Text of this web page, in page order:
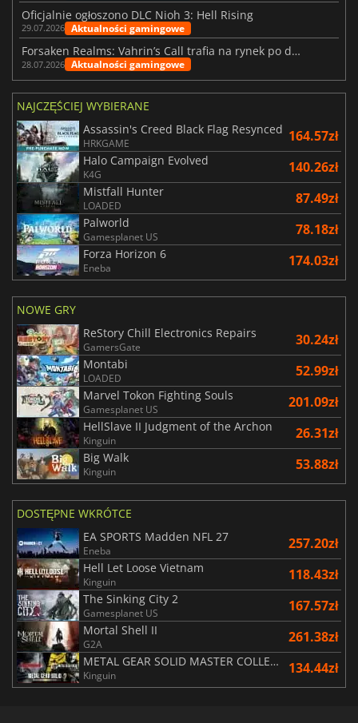
Oficjalnie ogłoszono DLC Nioh 3: Hell Rising
29.07.2026 Aktualności gamingowe
Forsaken Realms: Vahrin’s Call trafia na rynek po dziesięciu latach prac
28.07.2026 Aktualności gamingowe
NAJCZĘŚCIEJ WYBIERANE
Assassin's Creed Black Flag Resynced
HRKGAME 164.57zł
Halo Campaign Evolved
K4G 140.26zł
Mistfall Hunter
LOADED 87.49zł
Palworld
Gamesplanet US 78.18zł
Forza Horizon 6
Eneba 174.03zł
NOWE GRY
ReStory Chill Electronics Repairs
GamersGate 30.24zł
Montabi
LOADED 52.99zł
Marvel Tokon Fighting Souls
Gamesplanet US 201.09zł
HellSlave II Judgment of the Archon
Kinguin 26.31zł
Big Walk
Kinguin 53.88zł
DOSTĘPNE WKRÓTCE
EA SPORTS Madden NFL 27
Eneba 257.20zł
Hell Let Loose Vietnam
Kinguin 118.43zł
The Sinking City 2
Gamesplanet US 167.57zł
Mortal Shell II
G2A 261.38zł
METAL GEAR SOLID MASTER COLLECTION Vol.2
Kinguin 134.44zł